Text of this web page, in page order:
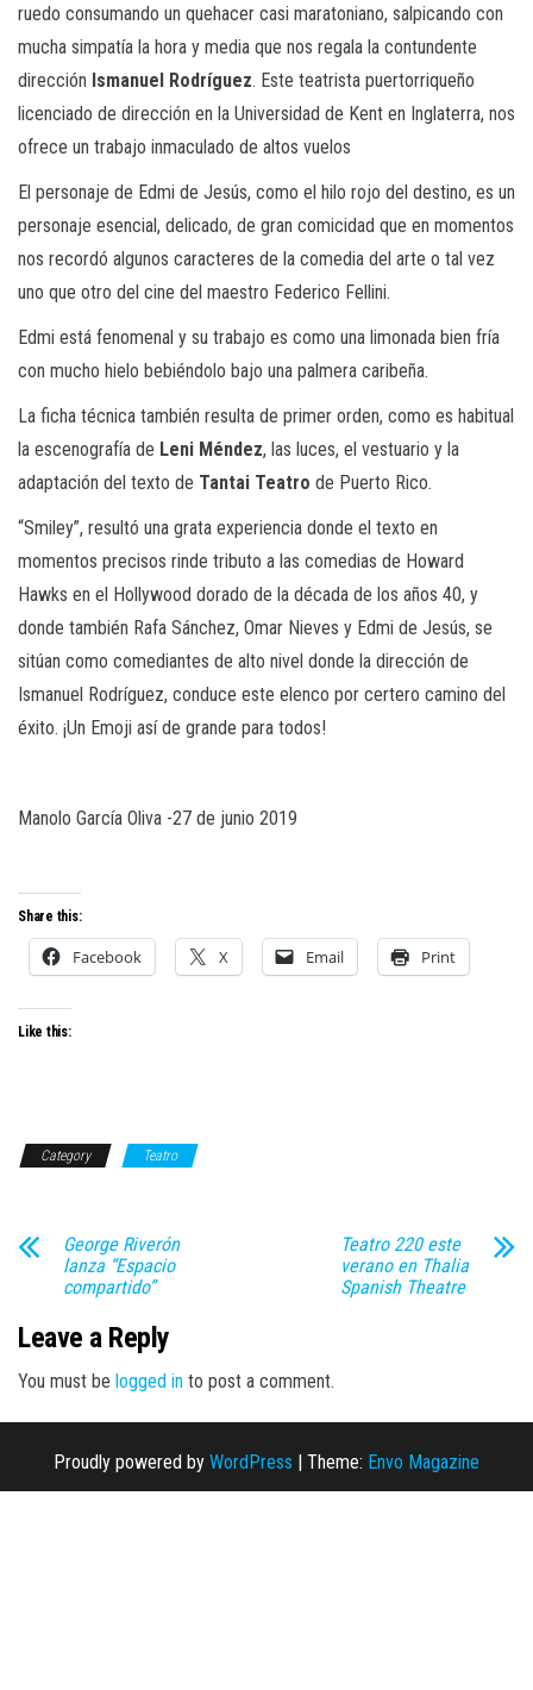
ruedo consumando un quehacer casi maratoniano, salpicando con
mucha simpatía la hora y media que nos regala la contundente
dirección Ismanuel Rodríguez. Este teatrista puertorriqueño
licenciado de dirección en la Universidad de Kent en Inglaterra, nos
ofrece un trabajo inmaculado de altos vuelos
El personaje de Edmi de Jesús, como el hilo rojo del destino, es un
personaje esencial, delicado, de gran comicidad que en momentos
nos recordó algunos caracteres de la comedia del arte o tal vez
uno que otro del cine del maestro Federico Fellini.
Edmi está fenomenal y su trabajo es como una limonada bien fría
con mucho hielo bebiéndolo bajo una palmera caribeña.
La ficha técnica también resulta de primer orden, como es habitual
la escenografía de Leni Méndez, las luces, el vestuario y la
adaptación del texto de Tantai Teatro de Puerto Rico.
“Smiley”, resultó una grata experiencia donde el texto en
momentos precisos rinde tributo a las comedias de Howard
Hawks en el Hollywood dorado de la década de los años 40, y
donde también Rafa Sánchez, Omar Nieves y Edmi de Jesús, se
sitúan como comediantes de alto nivel donde la dirección de
Ismanuel Rodríguez, conduce este elenco por certero camino del
éxito. ¡Un Emoji así de grande para todos!
Manolo García Oliva -27 de junio 2019
Share this:
Facebook X Email Print
Like this:
Category Teatro
George Riverón
lanza “Espacio
compartido”
Teatro 220 este
verano en Thalia
Spanish Theatre
Leave a Reply
You must be logged in to post a comment.
Proudly powered by WordPress | Theme: Envo Magazine